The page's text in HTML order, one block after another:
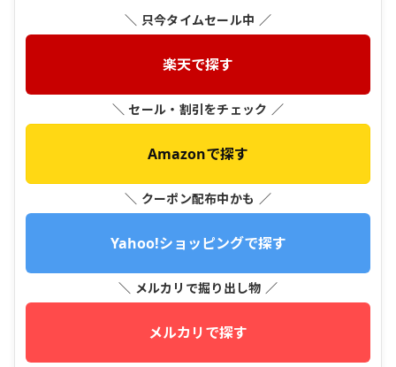
＼ 只今タイムセール中 ／
楽天で探す
＼ セール・割引をチェック ／
Amazonで探す
＼ クーポン配布中かも ／
Yahoo!ショッピングで探す
＼ メルカリで掘り出し物 ／
メルカリで探す